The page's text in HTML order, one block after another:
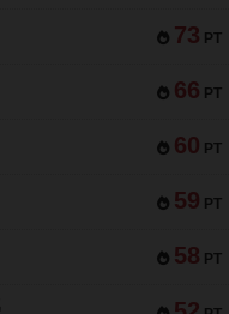
73 PT
66 PT
60 PT
59 PT
58 PT